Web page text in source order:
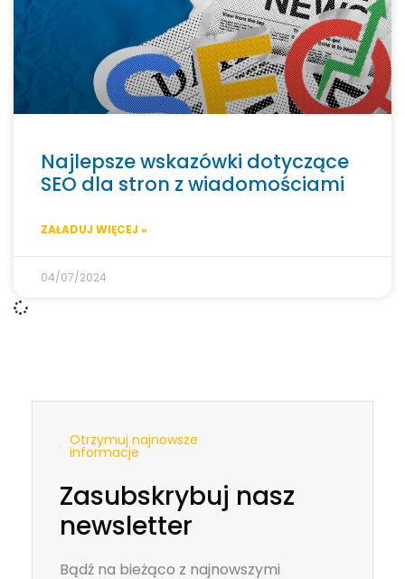
Najlepsze wskazówki dotyczące
SEO dla stron z wiadomościami
ZAŁADUJ WIĘCEJ »
04/07/2024
Otrzymuj najnowsze
informacje
Zasubskrybuj nasz
newsletter
Bądź na bieżąco z najnowszymi